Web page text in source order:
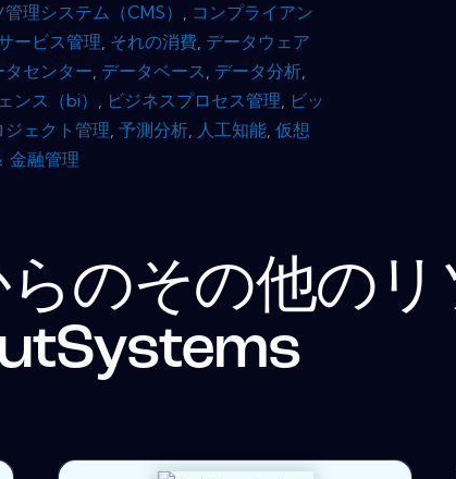
理システム（CMS） , コンプライアン
ービス管理, それの消費, データウェア
タセンター, データベース, データ分析,
ンス（bi） , ビジネスプロセス管理, ビッ
ジェクト管理,予測分析, 人工知能,仮想
金融管理
のその他のリ